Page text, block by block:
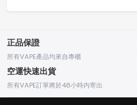
正品保證
所有VAPE產品均來自專櫃
空運快速出貨
所有VAPE訂單將於48小時内寄出